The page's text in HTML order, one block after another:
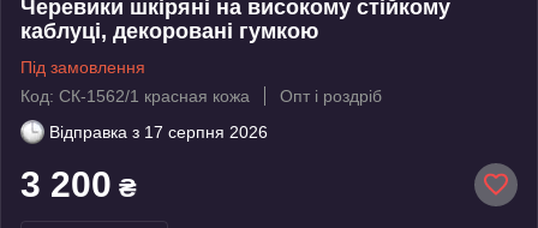
Черевики шкіряні на високому стійкому
каблуці, декоровані гумкою
Під замовлення
Код: СК-1562/1 красная кожа
Опт і роздріб
Відправка з 17 серпня 2026
3 200 ₴